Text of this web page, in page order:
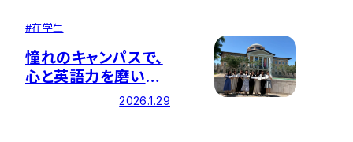
研修に参加して
#在学生
憧れのキャンパスで、
心と英語力を磨いた
２か月間 ー アメリカ
2026.1.29